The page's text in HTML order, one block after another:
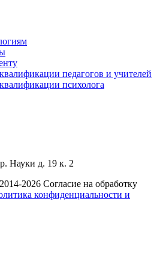
педагогов и учителей
психолога
Науки д. 19 к. 2
2026 Согласие на обработку
конфиденциальности и